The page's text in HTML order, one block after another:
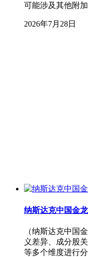
可能涉及其他附
2026年7月28日
纳斯达克中国金
（纳斯达克中国
义差异、成分股
等多个维度进行